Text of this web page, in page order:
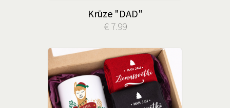
Krūze "DAD"
€ 7.99